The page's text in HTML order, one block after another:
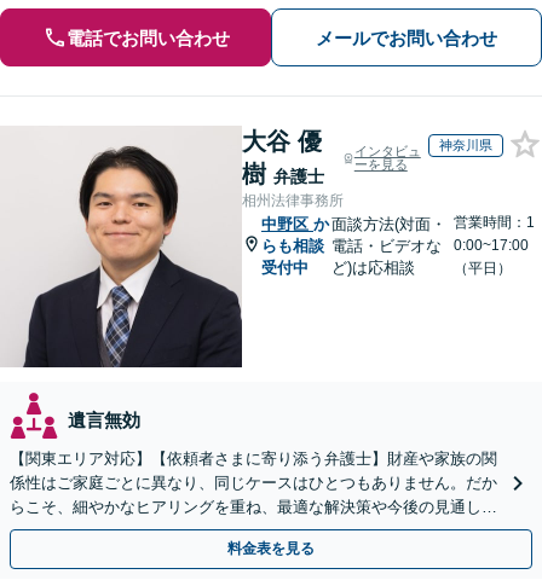
電話でお問い合わせ メールでお問い合わせ
大谷 優
樹 弁護士
インタビュ
ーを見る
神奈川県
相州法律事務所
中野区 か
らも相談
受付中
面談方法(対面・
電話・ビデオな
ど)は応相談
営業時間：1
0:00~17:00
（平日）
遺言無効
【関東エリア対応】【依頼者さまに寄り添う弁護士】財産や家族の関
係性はご家庭ごとに異なり、同じケースはひとつもありません。だか
らこそ、細やかなヒアリングを重ね、最適な解決策や今後の見通しを
明確にお示しします。ぜひ一度当事務所へご相談ください。
料金表を見る